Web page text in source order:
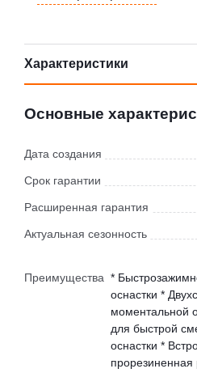
Характеристики
Основные
Дата создания
Срок гарантии
Расширенная гарантия
Актуальная сезонность
Преимущества *
оснастки *
моментальной
для быстрой
оснастки *
прорезиненная